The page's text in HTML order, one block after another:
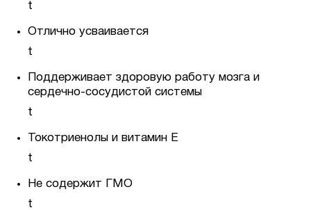
t
Отлично усваивается
t
Поддерживает здоровую работу мозга и
сердечно-сосудистой системы
t
Токотриенолы и витамин E
t
Не содержит ГМО
t